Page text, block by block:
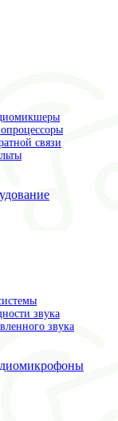
связи
звука
звука